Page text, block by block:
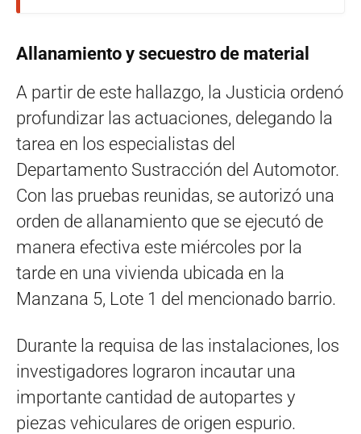
Allanamiento y secuestro de material
A partir de este hallazgo, la Justicia ordenó
profundizar las actuaciones, delegando la
tarea en los especialistas del
Departamento Sustracción del Automotor.
Con las pruebas reunidas, se autorizó una
orden de allanamiento que se ejecutó de
manera efectiva este miércoles por la
tarde en una vivienda ubicada en la
Manzana 5, Lote 1 del mencionado barrio.
Durante la requisa de las instalaciones, los
investigadores lograron incautar una
importante cantidad de autopartes y
piezas vehiculares de origen espurio.